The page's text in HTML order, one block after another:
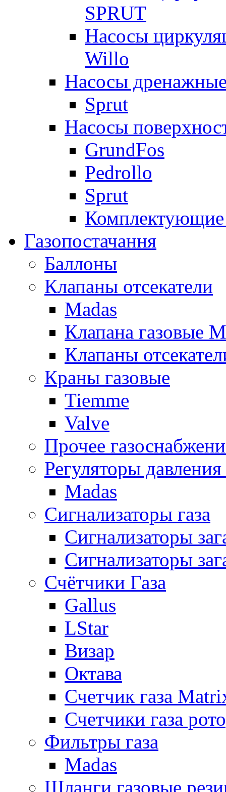
SPRUT
Насосы
Willo
Насосы
Sprut
Насосы
GrundFos
Pedrollo
Sprut
Комплектующие
Газопостачання
Баллоны
Клапаны отсекатели
Madas
Клапана газовые
Клапаны
Краны газовые
Tiemme
Valve
Прочее
Регуляторы давления
Madas
Сигнализаторы газа
Сигнализаторы
Сигнализаторы
Счётчики Газа
Gallus
LStar
Визар
Октава
Счетчик газа
Счетчики газа
Фильтры газа
Madas
Шланги газовые